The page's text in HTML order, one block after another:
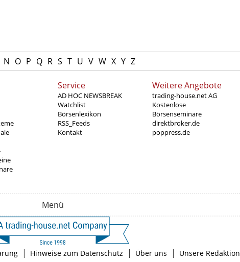
N O P Q R S T U V W X Y Z
Service
AD HOC NEWSBREAK
Watchlist
Börsenlexikon
RSS_Feeds
Kontakt
Weitere Angebote
trading-house.net AG
Kostenlose
Börsenseminare
direktbroker.de
poppress.de
Menü
| Hinweise zum Datenschutz | Über uns | Unsere Redaktion